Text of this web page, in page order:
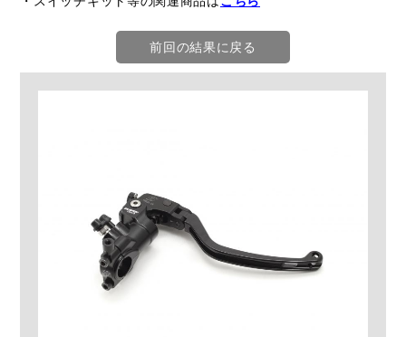
前回の結果に戻る